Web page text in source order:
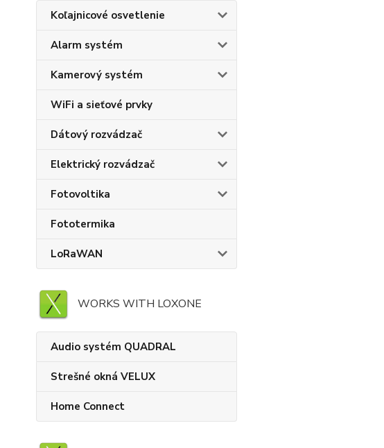
Koľajnicové osvetlenie
Alarm systém
Kamerový systém
WiFi a sieťové prvky
Dátový rozvádzač
Elektrický rozvádzač
Fotovoltika
Fototermika
LoRaWAN
WORKS WITH LOXONE
Audio systém QUADRAL
Strešné okná VELUX
Home Connect